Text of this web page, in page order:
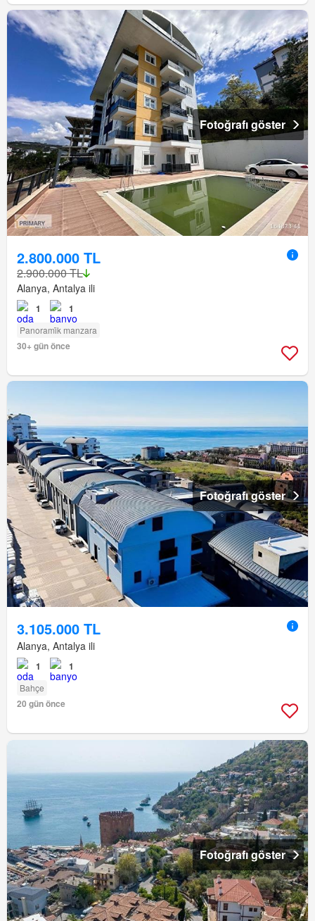
Fotoğrafı göster
2.800.000 TL
2.900.000 TL
Alanya, Antalya ili
1 1
Panorami̇k manzara
30+ gün önce
Fotoğrafı göster
3.105.000 TL
Alanya, Antalya ili
1 1
Bahçe
20 gün önce
Fotoğrafı göster